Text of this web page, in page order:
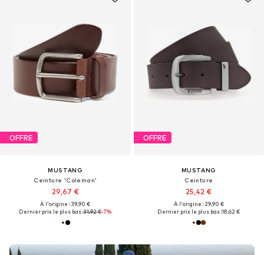
OFFRE
MUSTANG
Ceinture 'Coleman'
29,67 €
À l'origine : 39,90 €
Dernier prix le plus bas :31,92 €-7%
OFFRE
MUSTANG
Ceinture
25,42 €
À l'origine : 29,90 €
Dernier prix le plus bas :18,62 €